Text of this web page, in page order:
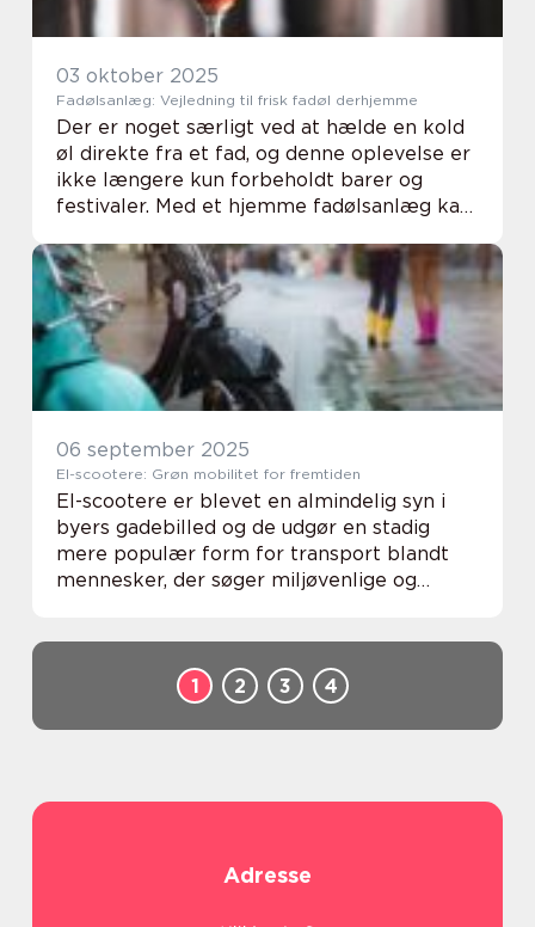
03 oktober 2025
Fadølsanlæg: Vejledning til frisk fadøl derhjemme
Der er noget særligt ved at hælde en kold
øl direkte fra et fad, og denne oplevelse er
ikke længere kun forbeholdt barer og
festivaler. Med et hjemme fadølsanlæg kan
fad&os...
06 september 2025
El-scootere: Grøn mobilitet for fremtiden
El-scootere er blevet en almindelig syn i
byers gadebilled og de udgør en stadig
mere populær form for transport blandt
mennesker, der søger miljøvenlige og
1 2 3 4
Adresse